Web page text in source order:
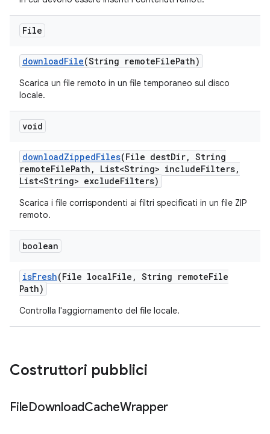
File
downloadFile(String remoteFilePath)
Scarica un file remoto in un file temporaneo sul disco
locale.
void
downloadZippedFiles(File destDir, String
remoteFilePath , List<String> includeFilters,
List<String> excludeFilters)
Scarica i file corrispondenti ai filtri specificati in un file ZIP
remoto.
boolean
isFresh(File localFile , String remoteFile
Path)
Controlla l'aggiornamento del file locale.
Costruttori pubblici
FileDownloadCacheWrapper